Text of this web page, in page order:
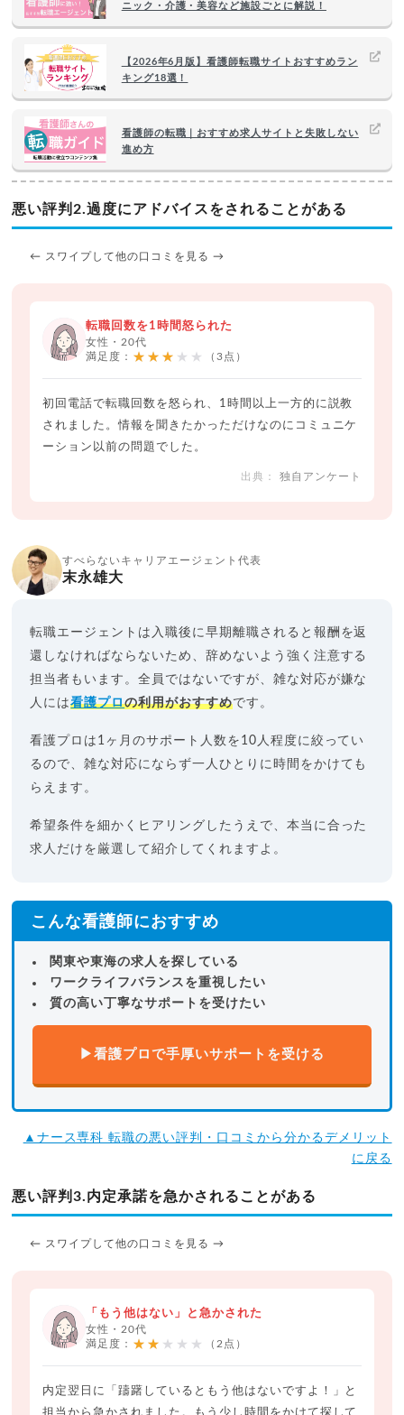
ニック・介護・美容など施設ごとに解説！
【2026年6月版】看護師転職サイトおすすめラン
キング18選！
看護師の転職｜おすすめ求人サイトと失敗しない
進め方
悪い評判2.過度にアドバイスをされることがある
← スワイプして他の口コミを見る →
転職回数を1時間怒られた
女性・20代
満足度： ★★★★★ （3点）
初回電話で転職回数を怒られ、1時間以上一方的に説教
されました。情報を聞きたかっただけなのにコミュニケ
ーション以前の問題でした。
独自アンケート
すべらないキャリアエージェント代表
末永雄大
転職エージェントは入職後に早期離職されると報酬を返
還しなければならないため、辞めないよう強く注意する
担当者もいます。全員ではないですが、雑な対応が嫌な
人には看護プロの利用がおすすめです。
看護プロは1ヶ月のサポート人数を10人程度に絞ってい
るので、雑な対応にならず一人ひとりに時間をかけても
らえます。
希望条件を細かくヒアリングしたうえで、本当に合った
求人だけを厳選して紹介してくれますよ。
こんな看護師におすすめ
関東や東海の求人を探している
ワークライフバランスを重視したい
質の高い丁寧なサポートを受けたい
▶看護プロで手厚いサポートを受ける
▲ナース専科 転職の悪い評判・口コミから分かるデメリット
に戻る
悪い評判3.内定承諾を急かされることがある
← スワイプして他の口コミを見る →
「もう他はない」と急かされた
女性・20代
満足度： ★★★★★ （2点）
内定翌日に「躊躇しているともう他はないですよ！」と